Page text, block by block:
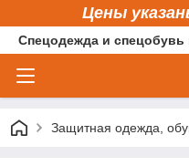
Цены
Спецодежда и спецобувь
Защитная одежда,